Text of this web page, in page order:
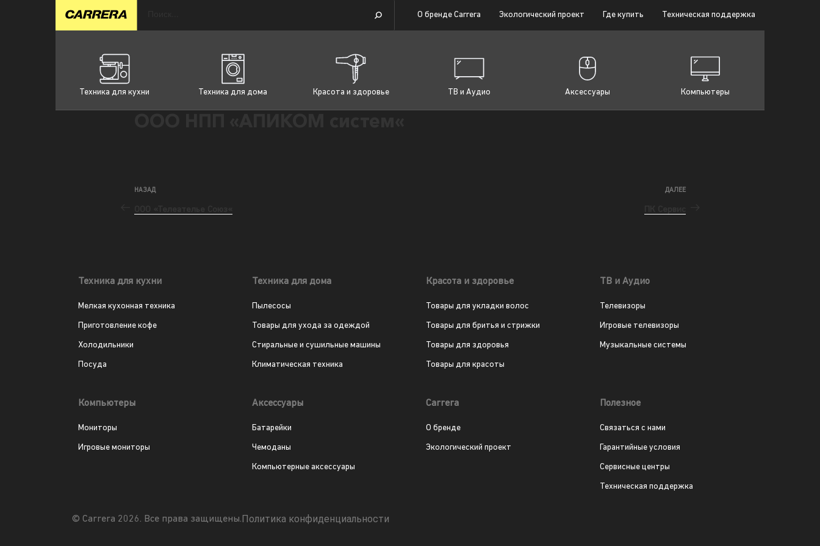
О бренде Carrera Экологический проект Где купить Техническая поддержка
Техника для кухни Техника для дома Красота и здоровье ТВ и Аудио Аксессуары Компьютеры
НАЗАД ДАЛЕЕ
Техника для кухни
Мелкая кухонная техника
Приготовление кофе
Холодильники
Посуда
Техника для дома
Пылесосы
Товары для ухода за одеждой
Стиральные и сушильные машины
Климатическая техника
Красота и здоровье
Товары для укладки волос
Товары для бритья и стрижки
Товары для здоровья
Товары для красоты
ТВ и Аудио
Телевизоры
Игровые телевизоры
Музыкальные системы
Компьютеры
Мониторы
Игровые мониторы
Аксессуары
Батарейки
Чемоданы
Компьютерные аксессуары
Carrera
О бренде
Экологический проект
Полезное
Связаться с нами
Гарантийные условия
Сервисные центры
Техническая поддержка
© Carrera 2026. Все права защищены.Политика конфиденциальности